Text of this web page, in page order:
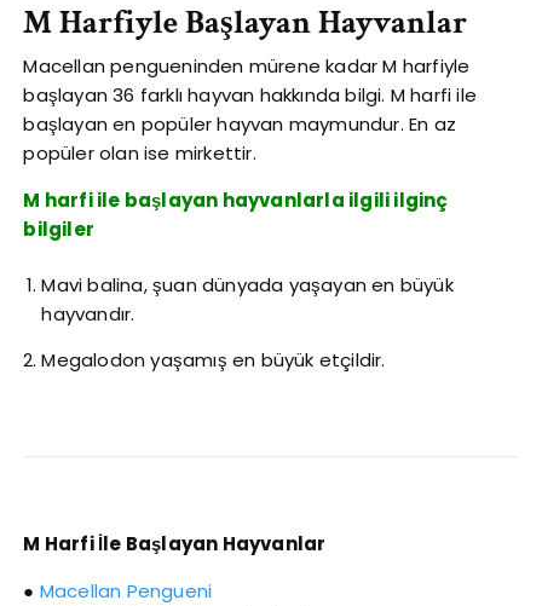
M Harfiyle Başlayan Hayvanlar
Macellan pengueninden mürene kadar M harfiyle
başlayan 36 farklı hayvan hakkında bilgi. M harfi ile
başlayan en popüler hayvan maymundur. En az
popüler olan ise mirkettir.
M harfi ile başlayan hayvanlarla ilgili ilginç
bilgiler
Mavi balina, şuan dünyada yaşayan en büyük
hayvandır.
Megalodon yaşamış en büyük etçildir.
M Harfi İle Başlayan Hayvanlar
● Macellan Pengueni